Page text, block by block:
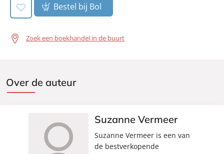
Bestel bij Bol
Zoek een boekhandel in de buurt
Over de auteur
Suzanne Vermeer
Suzanne Vermeer is een van
de bestverkopende